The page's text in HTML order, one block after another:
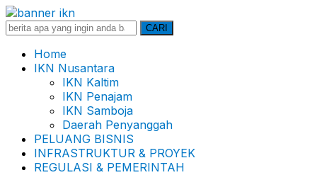
Search
CARI
Home
IKN Nusantara
IKN Kaltim
IKN Penajam
IKN Samboja
Daerah Penyanggah
PELUANG BISNIS
INFRASTRUKTUR & PROYEK
REGULASI & PEMERINTAH